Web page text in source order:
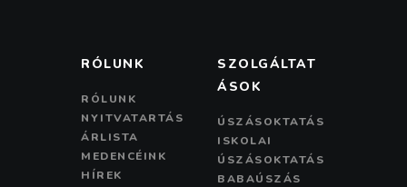
RÓLUNK
RÓLUNK
NYITVATARTÁS
ÁRLISTA
MEDENCÉINK
HÍREK
SZOLGÁLTAT
ÁSOK
ÚSZÁSOKTATÁS
ISKOLAI
ÚSZÁSOKTATÁS
BABAÚSZÁS